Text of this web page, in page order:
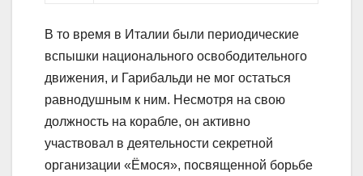
В то время в Италии были периодические
вспышки национального освободительного
движения, и Гарибальди не мог остаться
равнодушным к ним. Несмотря на свою
должность на корабле, он активно
участвовал в деятельности секретной
организации «Ёмося», посвященной борьбе